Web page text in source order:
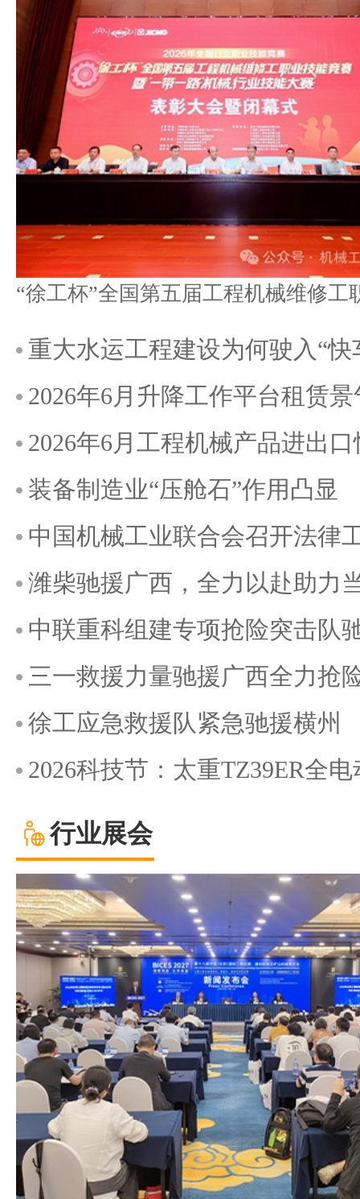
重大水运工程建设为何驶入“快
2026年6月升降工作平台租赁
2026年6月工程机械产品进出
装备制造业“压舱石”作用凸显
中国机械工业联合会召开法律
潍柴驰援广西，全力以赴助力
中联重科组建专项抢险突击队
三一救援力量驰援广西全力抢
徐工应急救援队紧急驰援横州
2026科技节：太重TZ39ER全
行业展会